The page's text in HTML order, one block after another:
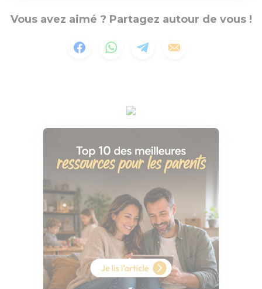
Vous avez aimé ? Partagez autour de vous !